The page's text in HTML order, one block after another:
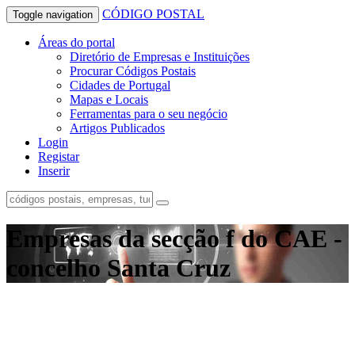
Toggle navigation CÓDIGO POSTAL
Áreas do portal
Diretório de Empresas e Instituições
Procurar Códigos Postais
Cidades de Portugal
Mapas e Locais
Ferramentas para o seu negócio
Artigos Publicados
Login
Registar
Inserir
Empresas da secção f do CAE -
concelho Santa Cruz